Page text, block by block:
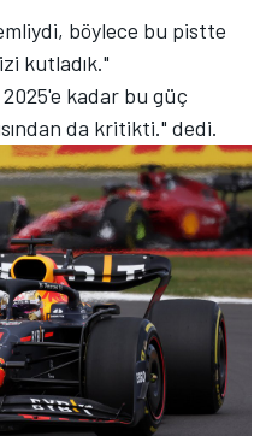
böylece bu pistte
kutladık."
2025'e kadar bu güç
da kritikti." dedi.